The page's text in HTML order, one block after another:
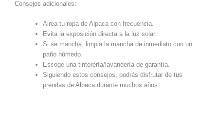
Consejos adicionales:
Airea tu ropa de Alpaca con frecuencia.
Evita la exposición directa a la luz solar.
Si se mancha, limpia la mancha de inmediato con un
paño húmedo.
Escoge una tintorería/lavandería de garantía.
Siguiendo estos consejos, podrás disfrutar de tus
prendas de Alpaca durante muchos años.